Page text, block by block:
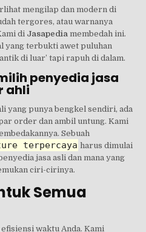
mengilap dan modern di
tergores, atau warnanya
di Jasapedia membedah ini.
yang terbukti awet puluhan
di luar’ tapi rapuh di dalam.
penyedia jasa
ahli
yang punya bengkel sendiri, ada
order dan ambil untung. Kami
Sebuah
terpercaya harus dimulai
jasa asli dan mana yang
ciri-cirinya.
Semua
efisiensi waktu Anda. Kami